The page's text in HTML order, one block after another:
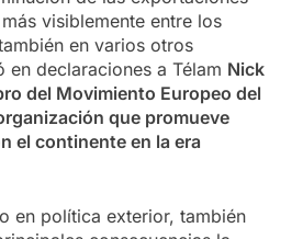
visiblemente entre los
en varios otros
en declaraciones a Télam Nick
del Movimiento Europeo del
que promueve
el continente en la era
en política exterior, también